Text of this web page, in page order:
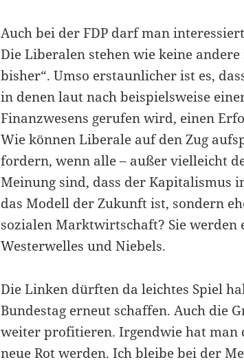
Auch bei der FDP darf man
Die Liberalen stehen wie keine
bisher“. Umso erstaunlicher ist es,
in denen laut nach beispielsweise
Finanzwesens gerufen wird, einen
Wie können Liberale auf den Zug
fordern, wenn alle – außer vielleicht
Meinung sind, dass der Kapitalismus
das Modell der Zukunft ist, sondern
sozialen Marktwirtschaft? Sie werden
Westerwelles und Niebels.
Die Linken dürften da leichtes Spiel
Bundestag erneut schaffen. Auch die
weiter profitieren. Irgendwie hat man
neue Rot werden. Ich bleibe bei der